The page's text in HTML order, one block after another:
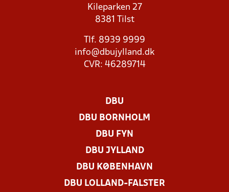
Kileparken 27
8381 Tilst
Tlf. 8939 9999
info@dbujylland.dk
CVR: 46289714
DBU
DBU BORNHOLM
DBU FYN
DBU JYLLAND
DBU KØBENHAVN
DBU LOLLAND-FALSTER